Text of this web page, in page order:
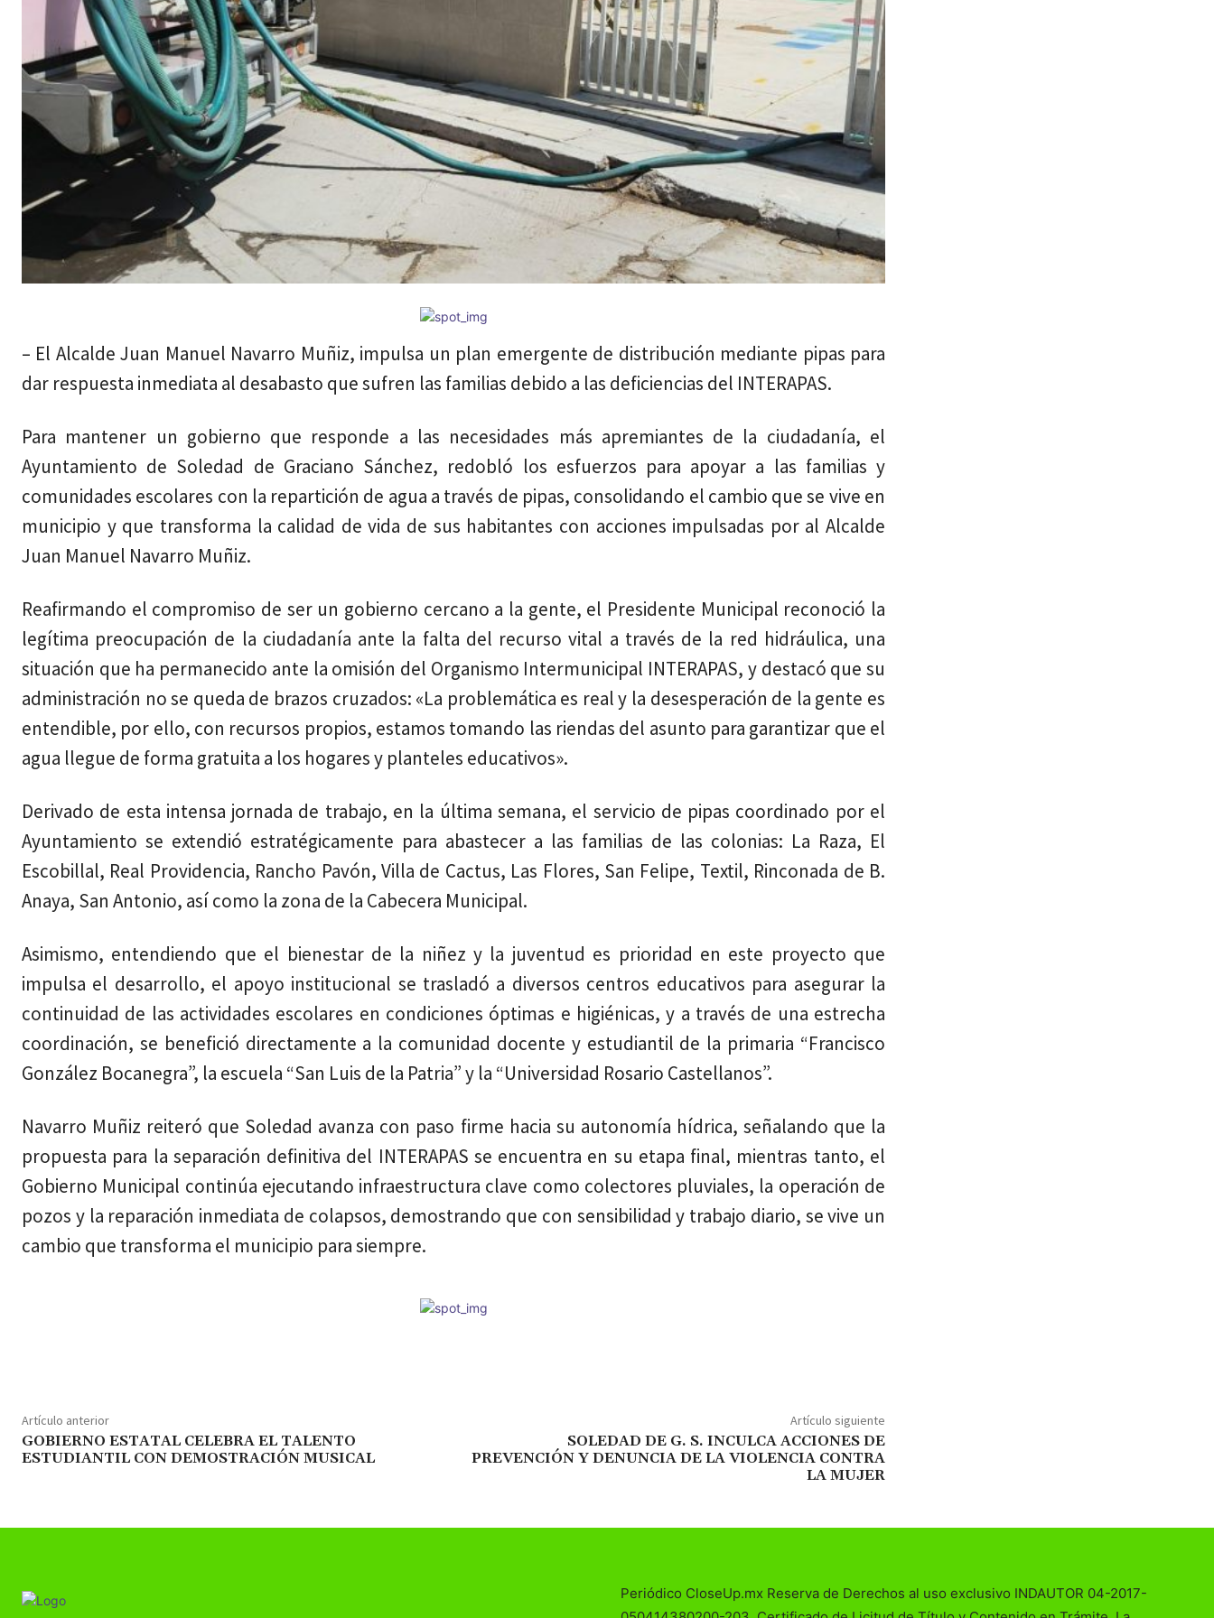
– El Alcalde Juan Manuel Navarro Muñiz, impulsa un plan emergente de distribución mediante pipas para
dar respuesta inmediata al desabasto que sufren las familias debido a las deficiencias del INTERAPAS.
Para mantener un gobierno que responde a las necesidades más apremiantes de la ciudadanía, el
Ayuntamiento de Soledad de Graciano Sánchez, redobló los esfuerzos para apoyar a las familias y
comunidades escolares con la repartición de agua a través de pipas, consolidando el cambio que se vive en
municipio y que transforma la calidad de vida de sus habitantes con acciones impulsadas por al Alcalde
Juan Manuel Navarro Muñiz.
Reafirmando el compromiso de ser un gobierno cercano a la gente, el Presidente Municipal reconoció la
legítima preocupación de la ciudadanía ante la falta del recurso vital a través de la red hidráulica, una
situación que ha permanecido ante la omisión del Organismo Intermunicipal INTERAPAS, y destacó que su
administración no se queda de brazos cruzados: «La problemática es real y la desesperación de la gente es
entendible, por ello, con recursos propios, estamos tomando las riendas del asunto para garantizar que el
agua llegue de forma gratuita a los hogares y planteles educativos».
Derivado de esta intensa jornada de trabajo, en la última semana, el servicio de pipas coordinado por el
Ayuntamiento se extendió estratégicamente para abastecer a las familias de las colonias: La Raza, El
Escobillal, Real Providencia, Rancho Pavón, Villa de Cactus, Las Flores, San Felipe, Textil, Rinconada de B.
Anaya, San Antonio, así como la zona de la Cabecera Municipal.
Asimismo, entendiendo que el bienestar de la niñez y la juventud es prioridad en este proyecto que
impulsa el desarrollo, el apoyo institucional se trasladó a diversos centros educativos para asegurar la
continuidad de las actividades escolares en condiciones óptimas e higiénicas, y a través de una estrecha
coordinación, se benefició directamente a la comunidad docente y estudiantil de la primaria “Francisco
González Bocanegra”, la escuela “San Luis de la Patria” y la “Universidad Rosario Castellanos”.
Navarro Muñiz reiteró que Soledad avanza con paso firme hacia su autonomía hídrica, señalando que la
propuesta para la separación definitiva del INTERAPAS se encuentra en su etapa final, mientras tanto, el
Gobierno Municipal continúa ejecutando infraestructura clave como colectores pluviales, la operación de
pozos y la reparación inmediata de colapsos, demostrando que con sensibilidad y trabajo diario, se vive un
cambio que transforma el municipio para siempre.
Artículo anterior
GOBIERNO ESTATAL CELEBRA EL TALENTO
ESTUDIANTIL CON DEMOSTRACIÓN MUSICAL
Artículo siguiente
SOLEDAD DE G. S. INCULCA ACCIONES DE
PREVENCIÓN Y DENUNCIA DE LA VIOLENCIA CONTRA
LA MUJER
Periódico CloseUp.mx Reserva de Derechos al uso exclusivo INDAUTOR 04-2017-